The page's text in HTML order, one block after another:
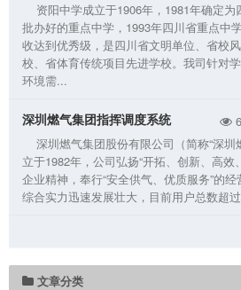
资阳中学成立于1906年，1981年确定为
批办好的重点中学，1993年四川省重点中
收达到优秀级，是四川省文明单位、省校
校、省体育传统项目先进学校。我司针对
环境需...
深圳燃气集团指挥调度系统
深圳燃气集团股份有限公司（简称“深圳
立于1982年，公司弘扬“开拓、创新、高效
企业精神，奉行“安全供气、优质服务”的经
综合实力迅速发展壮大，目前用户总数超
文章分类